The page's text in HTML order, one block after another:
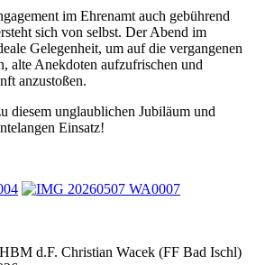
im Ehrenamt auch gebührend
sich von selbst. Der Abend im
Gelegenheit, um auf die vergangenen
alte Anekdoten aufzufrischen und
anzustoßen.
diesem unglaublichen Jubiläum und
Einsatz!
HBM d.F. Christian Wacek (FF Bad Ischl)